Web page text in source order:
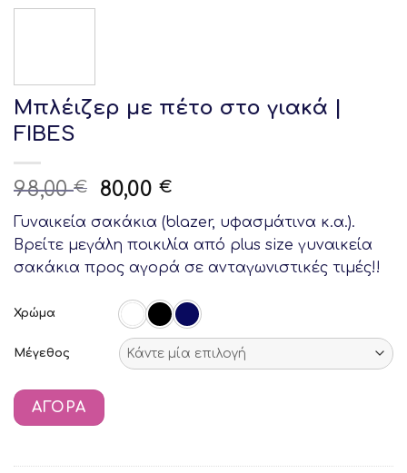
Μπλέιζερ με πέτο στο γιακά |
FIBES
98,00€
Original
price
was:
98,00 €.
80,00€Current
price
is:
80,00 €.
Γυναικεία σακάκια (blazer, υφασμάτινα κ.α.).
Βρείτε μεγάλη ποικιλία από plus size γυναικεία
σακάκια προς αγορά σε ανταγωνιστικές τιμές!!
Χρώμα
Μέγεθος
ΑΓΟΡΆ